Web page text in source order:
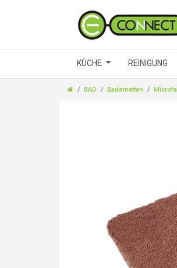
KÜCHE REINIGUNG
BAD Badematten